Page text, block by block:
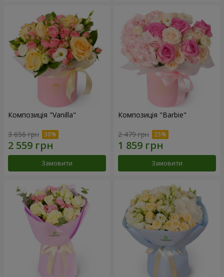
Композиція "Vanilla"
3 656 грн
Замовити
Композиція "Barbie"
2 479 грн
Замовити